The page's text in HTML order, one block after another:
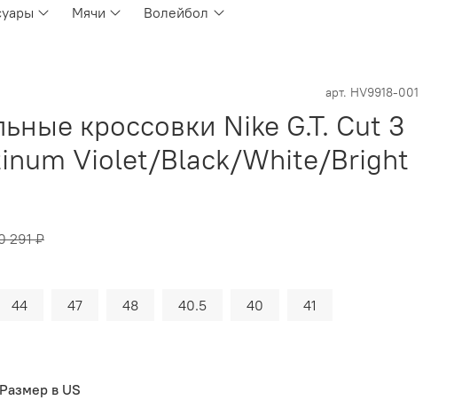
Мячи
Волейбол
арт. HV9918-001
кроссовки Nike G.T. Cut 3
Violet/Black/White/Bright
291 ₽
44 47 48 40.5 40 41
Размер в US